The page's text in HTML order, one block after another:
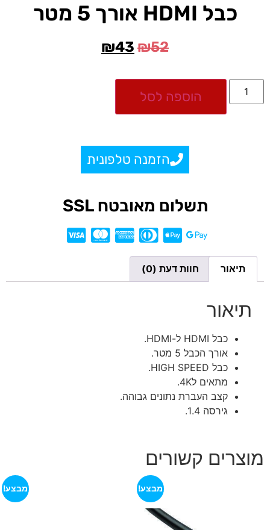
כבל HDMI אורך 5 מטר
₪52
₪43
הוספה לסל
הזמנה טלפונית
תשלום מאובטח SSL
תיאור חוות דעת (0)
תיאור
כבל HDMI ל-HDMI.
אורך הכבל 5 מטר.
כבל HIGH SPEED.
מתאים ל4K.
קצב העברת נתונים גבוהה.
גירסה 1.4.
מוצרים קשורים
מבצע! מבצע!